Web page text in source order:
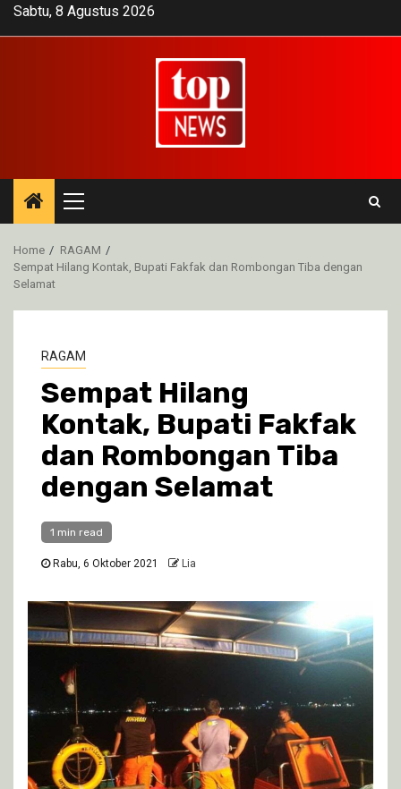
SkipSabtu, 8 Agustus 2026
Primary
Menu
Home
RAGAM
Sempat Hilang Kontak, Bupati Fakfak dan Rombongan Tiba dengan
Selamat
RAGAM
Sempat Hilang
Kontak, Bupati Fakfak
dan Rombongan Tiba
dengan Selamat
1 min read
Rabu, 6 Oktober 2021 Lia